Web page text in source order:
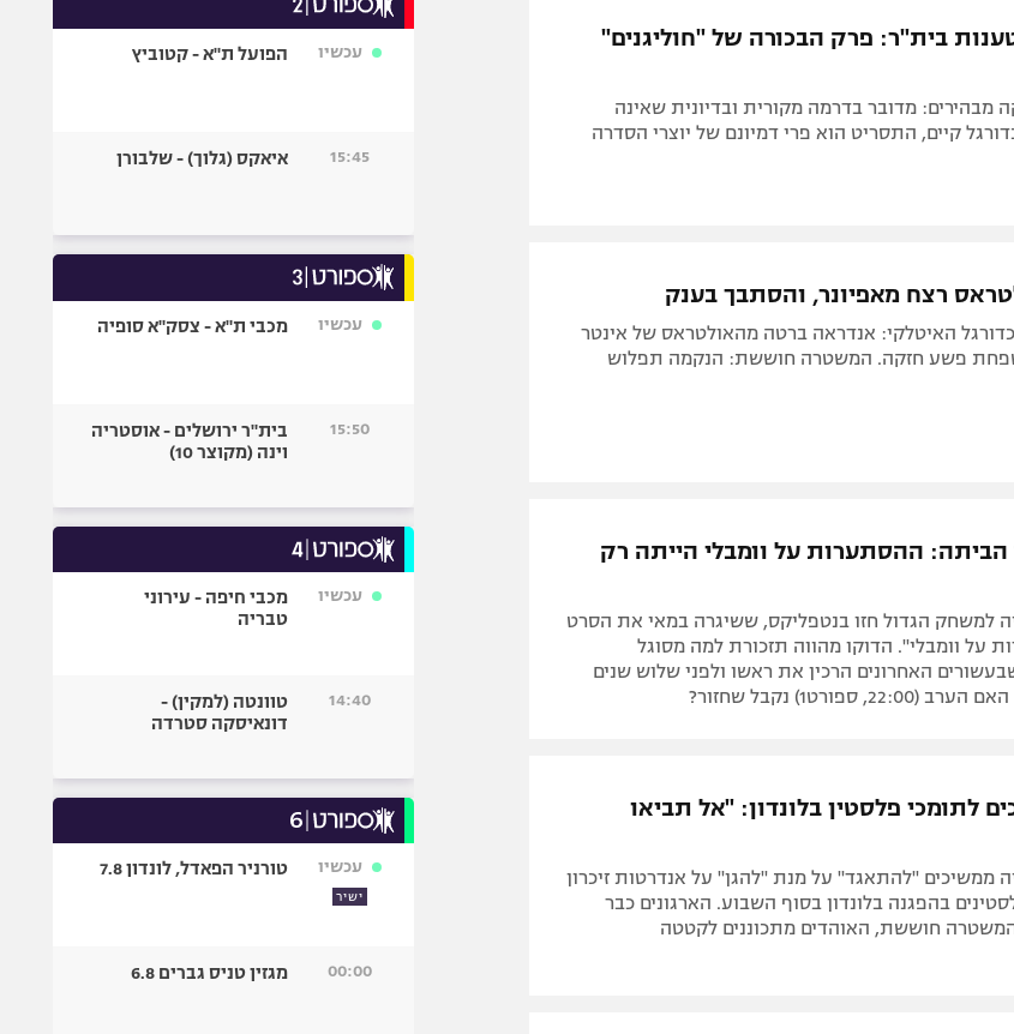
ספורט מוטורי
בייסבול MLB
גיימינג E-Sports
בית"ר: פרק הבכורה של "חוליגנים"
מבהירים: מדובר בדרמה מקורית ובדיונית שאינה
קיים, התסריט הוא פרי דמיונם של יוצרי הסדרה
רצח מאפיונר, והסתבך בענק
האיטלקי: אנדראה ברטה מהאולטראס של אינטר
פשע חזקה. המשטרה חוששת: הנקמה תפלוש
הביתה: ההסתערות על וומבלי הייתה רק
למשחק הגדול חזו בנטפליקס, ששיגרה במאי את הסרט
על וומבלי". הדוקו מהווה תזכורת למה מסוגל
האחרונים הרכין את ראשו ולפני שלוש שנים
ספורט1) נקבל שחזור?
לתומכי פלסטין בלונדון: "אל תביאו
ממשיכים "להתאגד" על מנת "להגן" על אנדרטות זיכרון
בהפגנה בלונדון בסוף השבוע. הארגונים כבר
המשטרה חוששת, האוהדים מתכוננים לקטטה
עכשיו הפועל ת"א - קטוביץ
15:45 איאקס (גלוך) - שלבורן
עכשיו מכבי ת"א - צסק"א סופיה
15:50
בית"ר ירושלים - אוסטריה
וינה (מקוצר 10)
עכשיו
מכבי חיפה - עירוני
טבריה
14:40
טוונטה (למקין) -
דונאיסקה סטרדה
עכשיו
ישיר
טורניר הפאדל, לונדון 7.8
00:00 מגזין טניס גברים 6.8